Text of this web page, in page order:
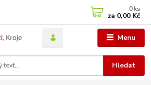
Menu
Hledat
0 ks
za 0,00 Kč